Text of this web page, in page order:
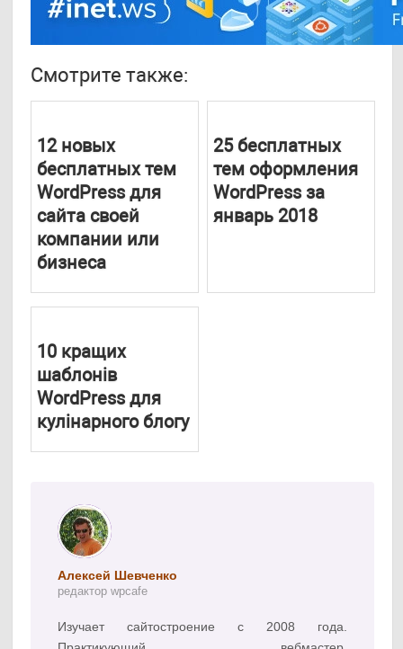
Смотрите также:
12 новых
бесплатных тем
WordPress для
сайта своей
компании или
бизнеса
25 бесплатных
тем оформления
WordPress за
январь 2018
10 кращих
шаблонів
WordPress для
кулінарного блогу
Алексей Шевченко
редактор wpcafe
Изучает сайтостроение с 2008 года.